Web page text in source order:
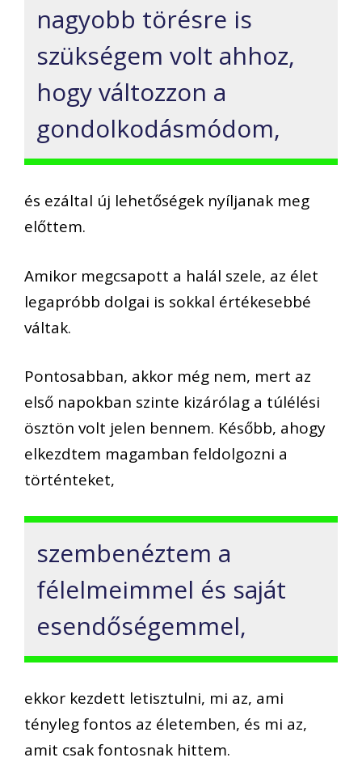
nagyobb törésre is
szükségem volt ahhoz,
hogy változzon a
gondolkodásmódom,
és ezáltal új lehetőségek nyíljanak meg
előttem.
Amikor megcsapott a halál szele, az élet
legapróbb dolgai is sokkal értékesebbé
váltak.
Pontosabban, akkor még nem, mert az
első napokban szinte kizárólag a túlélési
ösztön volt jelen bennem. Később, ahogy
elkezdtem magamban feldolgozni a
történteket,
szembenéztem a
félelmeimmel és saját
esendőségemmel,
ekkor kezdett letisztulni, mi az, ami
tényleg fontos az életemben, és mi az,
amit csak fontosnak hittem.